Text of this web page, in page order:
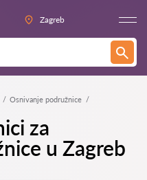
Zagreb
Osnivanje podružnice
za
u Zagreb